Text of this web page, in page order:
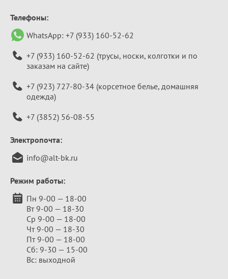
Телефоны:
WhatsApp: +7 (933) 160-52-62
+7 (933) 160-52-62 (трусы, носки, колготки и по
заказам на сайте)
+7 (923) 727-80-34 (корсетное белье, домашняя
одежда)
+7 (3852) 56-08-55
Электропочта:
info@alt-bk.ru
Режим работы:
Пн 9-00 — 18-00
Вт 9-00 — 18-30
Ср 9-00 — 18-00
Чт 9-00 — 18-30
Пт 9-00 — 18-00
Сб: 9-30 — 15-00
Вс: выходной